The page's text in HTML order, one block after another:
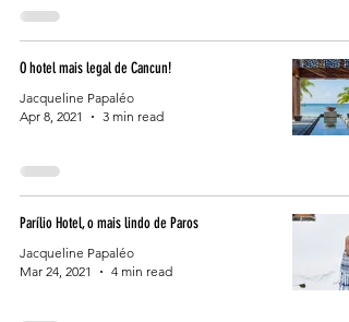
O hotel mais legal de Cancun!
Jacqueline Papaléo
Apr 8, 2021
3 min read
Parílio Hotel, o mais lindo de Paros
Jacqueline Papaléo
Mar 24, 2021
4 min read